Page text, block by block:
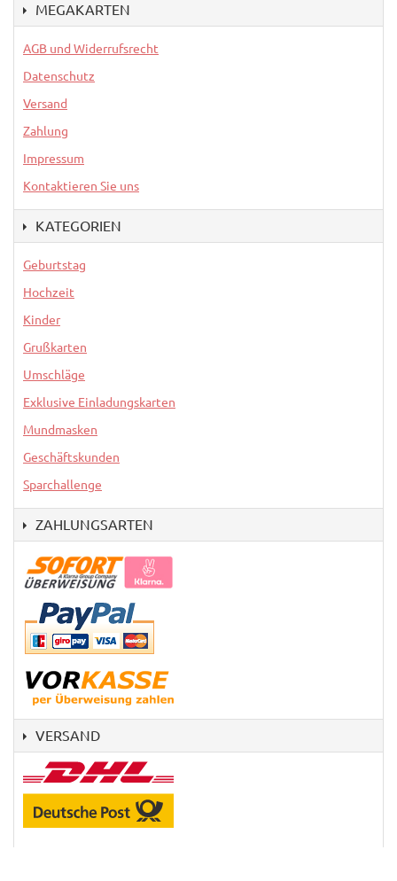
MEGAKARTEN
AGB und Widerrufsrecht
Datenschutz
Versand
Zahlung
Impressum
Kontaktieren Sie uns
KATEGORIEN
Geburtstag
Hochzeit
Kinder
Grußkarten
Umschläge
Exklusive Einladungskarten
Mundmasken
Geschäftskunden
Sparchallenge
ZAHLUNGSARTEN
VERSAND